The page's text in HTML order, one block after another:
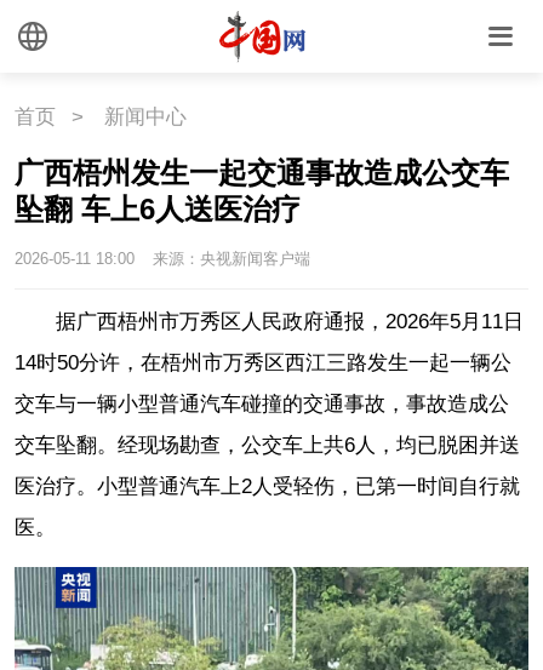
首页 > 新闻中心
广西梧州发生一起交通事故造成公交车
坠翻 车上6人送医治疗
2026-05-11 18:00 来源：央视新闻客户端
据广西梧州市万秀区人民政府通报，2026年5月11日
14时50分许，在梧州市万秀区西江三路发生一起一辆公
交车与一辆小型普通汽车碰撞的交通事故，事故造成公
交车坠翻。经现场勘查，公交车上共6人，均已脱困并送
医治疗。小型普通汽车上2人受轻伤，已第一时间自行就
医。